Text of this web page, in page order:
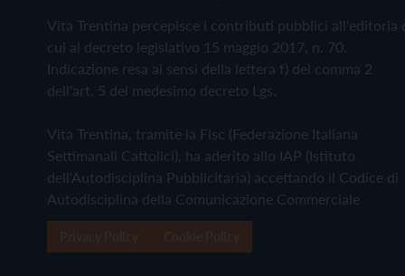
Vita Trentina percepisce i contributi pubblici all'editoria
cui al decreto legislativo 15 maggio 2017, n. 70.
Indicazione resa ai sensi della lettera f) del comma 2
dell'art. 5 del medesimo decreto Lgs.
Vita Trentina, tramite la Fisc (Federazione Italiana
Settimanali Cattolici), ha aderito allo IAP (Istituto
dell'Autodisciplina Pubblicitaria) accettando il Codice di
Autodisciplina della Comunicazione Commerciale